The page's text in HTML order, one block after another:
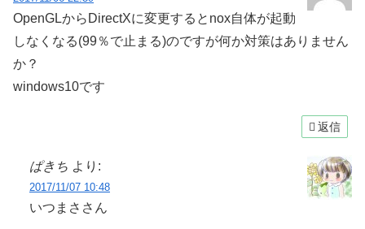
OpenGLからDirectXに変更するとnox自体が起動
しなくなる(99％で止まる)のですが何か対策はありません
か？
windows10です
返信
ぱきち より:
2017/11/07 10:48
いつまささん